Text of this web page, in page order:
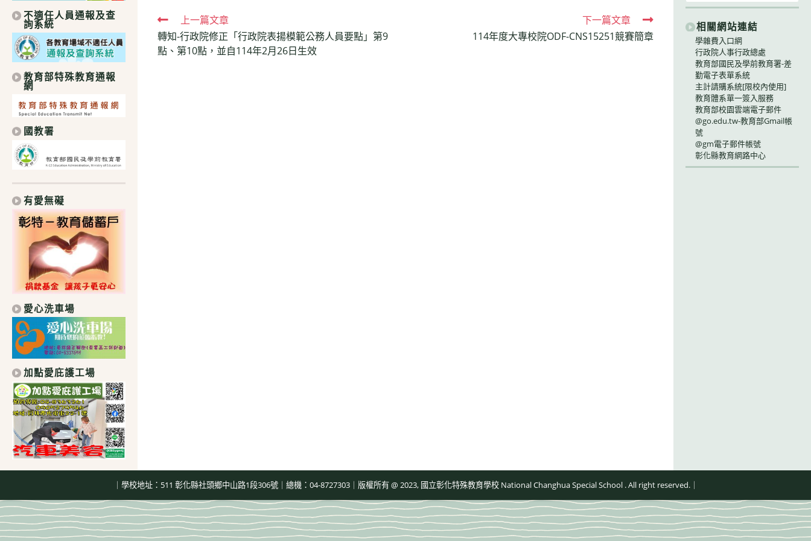
Read
more
articles
上一篇文章
轉知-行政院修正「行政院表揚模範公務人員要點」第9
點、第10點，並自114年2月26日生效
下一篇文章
114年度大專校院ODF-CNS15251競賽簡章
不適任人員通報及查
詢系統
教育部特殊教育通報
網
國教署
有愛無礙
愛心洗車場
加點愛庇護工場
相關網站連結
學雜費入口網
行政院人事行政總處
教育部國民及學前教育署-差
勤電子表單系統
主計請購系統[限校內使用]
教育體系單一簽入服務
教育部校園雲端電子郵件
@go.edu.tw-教育部Gmail帳
號
@gm電子郵件帳號
彰化縣教育網路中心
｜學校地址：511 彰化縣社頭鄉中山路1段306號｜總機：04-8727303｜版權所有 @ 2023, 國立彰化特殊教育學校 National Changhua Special School . All right reserved.｜